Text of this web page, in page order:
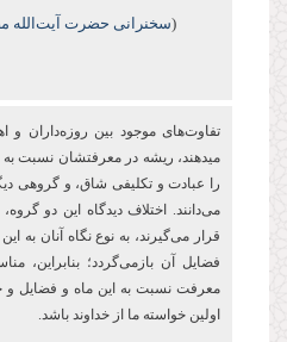
(سخنرانی حضرت آیت‌الله
تفاوت‌های موجود بین روزه‌‏داران و
می‏دهند، ریشه در معرفتشان نسبت
را عبادت و تكلیفی شاق، و گروهی
می‌دانند. اختلاف دیدگاه این دو
قرار می‌گیرند، به نوع نگاه آنان به
فضایل آن بازمی‌گردد؛
معرفت نسبت به این ماه و فضایل
اولین خواسته ما از خداوند باشد.